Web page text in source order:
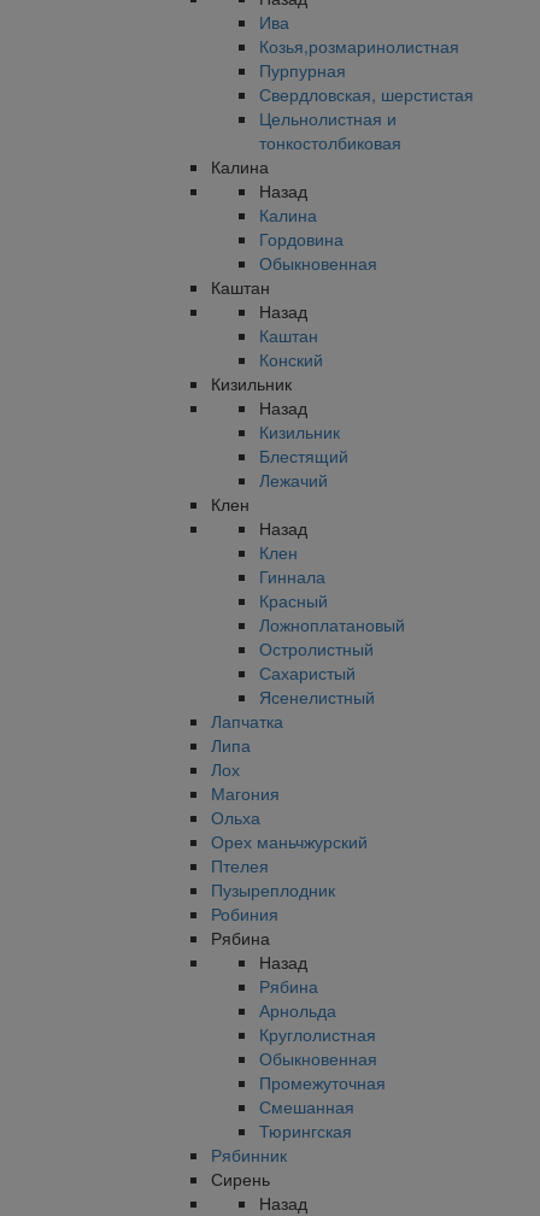
Ива
Козья,розмаринолистная
Пурпурная
Свердловская, шерстистая
Цельнолистная и
тонкостолбиковая
Калина
Назад
Калина
Гордовина
Обыкновенная
Каштан
Назад
Каштан
Конский
Кизильник
Назад
Кизильник
Блестящий
Лежачий
Клен
Назад
Клен
Гиннала
Красный
Ложноплатановый
Остролистный
Сахаристый
Ясенелистный
Лапчатка
Липа
Лох
Магония
Ольха
Орех маньчжурский
Птелея
Пузыреплодник
Робиния
Рябина
Назад
Рябина
Арнольда
Круглолистная
Обыкновенная
Промежуточная
Смешанная
Тюрингская
Рябинник
Сирень
Назад